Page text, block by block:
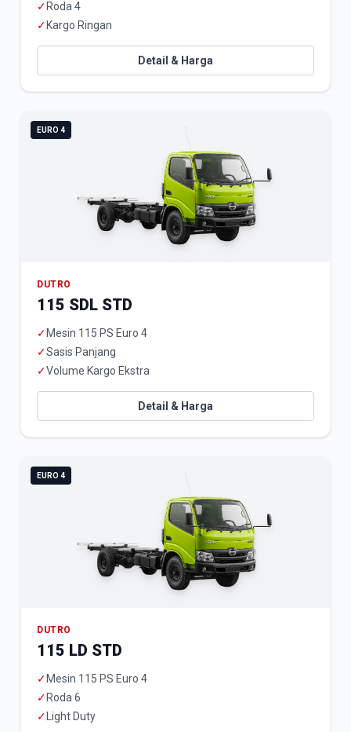
✓ Roda 4
✓ Kargo Ringan
Detail & Harga
EURO 4
DUTRO
115 SDL STD
✓ Mesin 115 PS Euro 4
✓Sasis Panjang
✓Volume Kargo Ekstra
Detail & Harga
EURO 4
DUTRO
115 LD STD
✓ Mesin 115 PS Euro 4
✓ Roda 6
✓ Light Duty